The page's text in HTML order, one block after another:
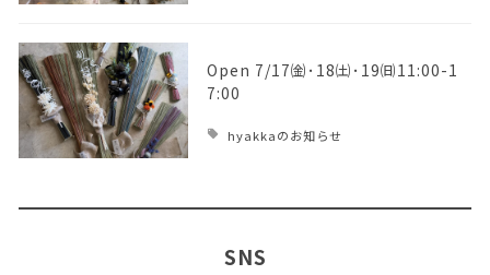
Open 7/17㈮･18㈯･19㈰11:00-1
7:00
hyakkaのお知らせ
SNS